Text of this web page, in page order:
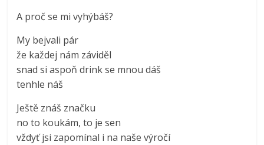
A proč se mi vyhýbáš?
My bejvali pár
že každej nám záviděl
snad si aspoň drink se mnou dáš
tenhle náš
Ještě znáš značku
no to koukám, to je sen
vždyť jsi zapomínal i na naše výročí